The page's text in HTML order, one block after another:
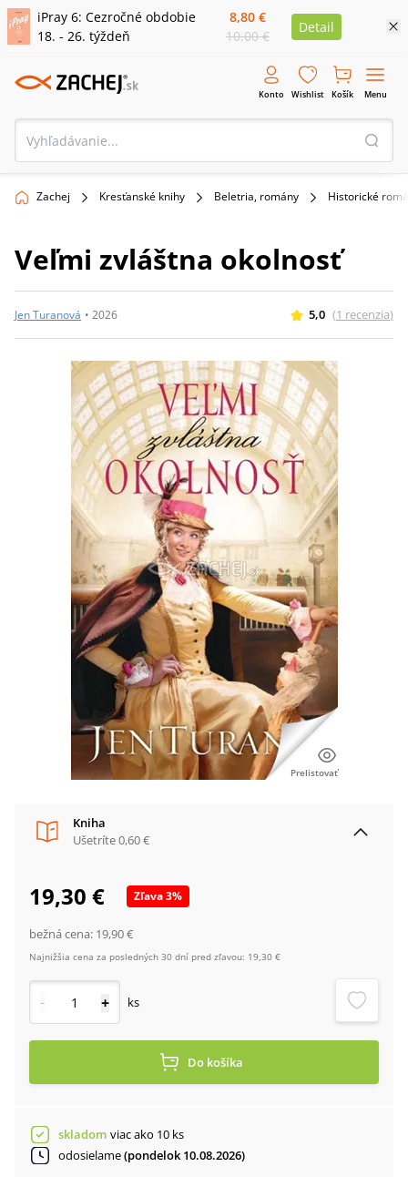
iPray 6: Cezročné obdobie
18. - 26. týždeň
8,80 €
10,00 €
Detail
Konto Wishlist Košík Menu
Zachej Kresťanské knihy Beletria, romány Historické
Veľmi zvláštna okolnosť
Jen Turanová • 2026 5,0 (1 recenzia)
Prelistovať
Kniha
Ušetríte0,60 €
19,30 € Zľava3%
bežná cena: 19,90 €
Najnižšia cena za posledných 30 dní pred zľavou: 19,30 €
- + ks
Do košíka
skladom viac ako 10 ks
odosielame(pondelok 10.08.2026)